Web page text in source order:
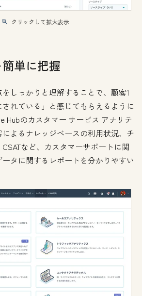
クリックして拡大表示
単に把握
しっかりと理解することで、顧客1
れている」と感じてもらえるように
Hubのカスタマー サービス アナリテ
よるナレッジベースの利用状況、チ
など、カスタマーサポートに関
タに関するレポートを分かりやすい